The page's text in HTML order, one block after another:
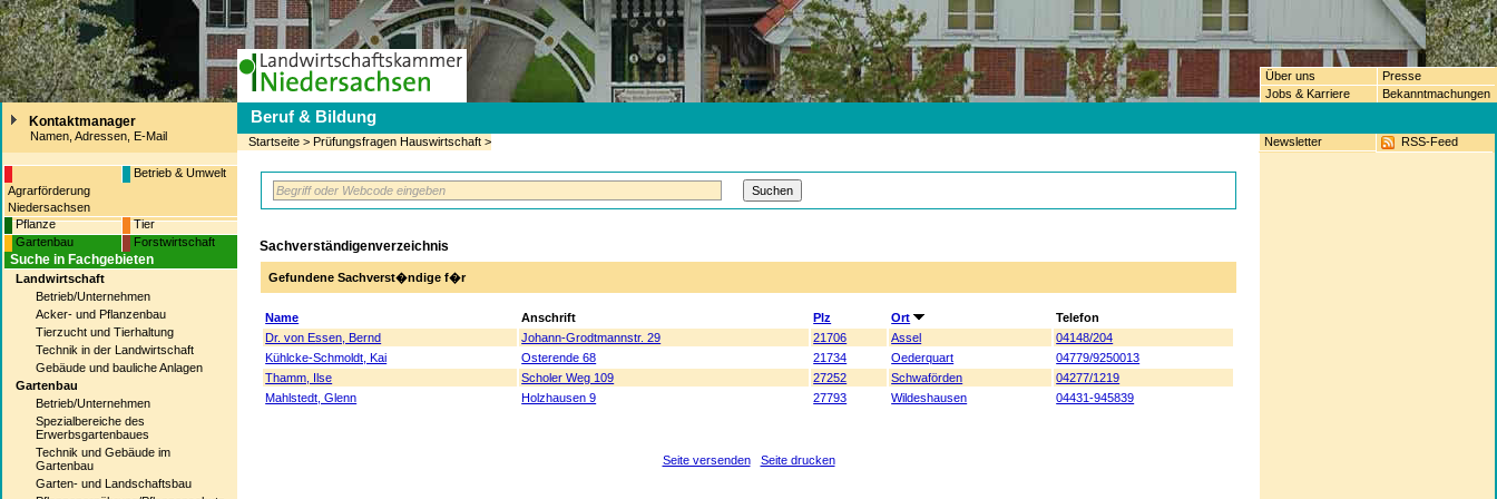
Über uns
Presse
Jobs & Karriere
Bekanntmachungen
Kontaktmanager
Namen, Adressen, E-Mail
Beruf & Bildung
Startseite >Prüfungsfragen Hauswirtschaft > Newsletter RSS-Feed
Sachverständigenverzeichnis
Gefundene Sachverst�ndige f�r
Name Anschrift Plz Ort
Telefon
Dr. von Essen, Bernd
Johann-Grodtmannstr. 29 21706 Assel
04148/204
Kühlcke-Schmoldt, Kai
Osterende 68 21734 Oederquart
04779/9250013
Thamm, Ilse
Scholer Weg 109 27252 Schwaförden
04277/1219
Mahlstedt, Glenn
Holzhausen 9 27793 Wildeshausen 04431-945839
Seite versenden Seite drucken
Agrarförderung
Niedersachsen
Betrieb & Umwelt
Pflanze
Tier
Gartenbau
Forstwirtschaft
Suche in Fachgebieten
Landwirtschaft
Betrieb/Unternehmen
Acker- und Pflanzenbau
Tierzucht und Tierhaltung
Technik in der Landwirtschaft
Gebäude und bauliche Anlagen
Gartenbau
Betrieb/Unternehmen
Spezialbereiche des
Erwerbsgartenbaues
Technik und Gebäude im
Gartenbau
Garten- und Landschaftsbau